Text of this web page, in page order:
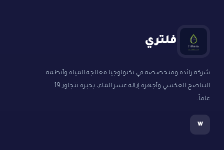
فلتري
شركة رائدة ومتخصصة في تكنولوجيا معالجة المياه وأنظمة
التناضح العكسي وأجهزة إزالة عسر الماء، بخبرة تتجاوز 19
عاماً.
w